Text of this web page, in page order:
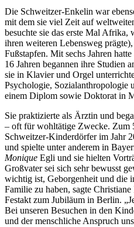
Die Schweitzer-Enkelin war
mit dem sie viel Zeit auf
besuchte sie das erste Mal Afrika,
ihren weiteren Lebensweg
Fußstapfen. Mit sechs Jahren
16 Jahren begannen ihre Studien
sie in Klavier und Orgel
Psychologie, Sozialanthropologie
einem Diplom sowie Doktorat in
Sie praktizierte als Ärztin und
– oft für wohltätige Zwecke. Zum
Schweitzer-Kinderdörfer im Jahr
und spielte unter anderem in
Monique Egli und sie hielten
Großvater sei sich sehr bewusst
wichtig ist, Geborgenheit und die
Familie zu haben, sagte
Festakt zum Jubiläum in Berlin.
Bei unseren Besuchen in den
und der menschliche Anspruch